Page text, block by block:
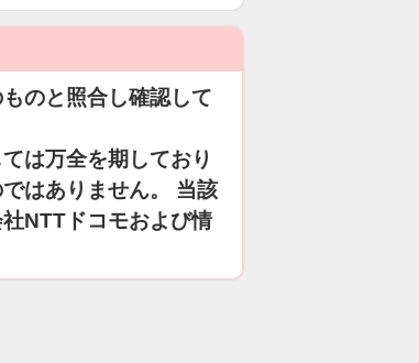
のと照合し確認して
は万全を期しており
はありません。 当該
NTTドコモおよび情